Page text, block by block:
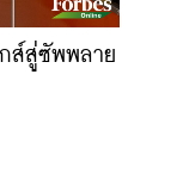
ส์สู่ซัพพลาย